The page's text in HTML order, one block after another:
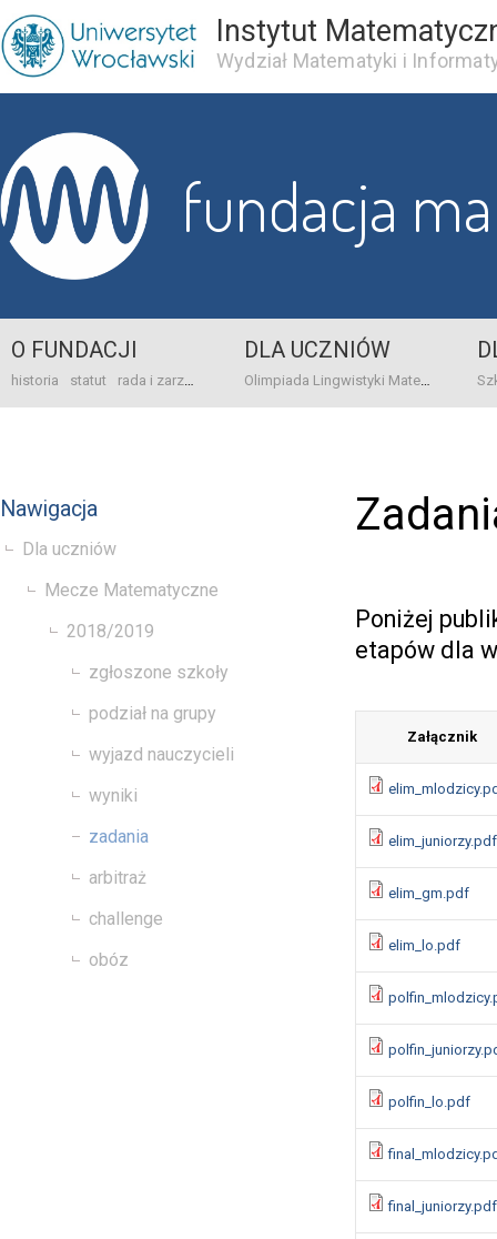
Instytut
Wydział Matematyki i
fundacja
O FUNDACJI
historia statut rada i zarząd dane bankowo-adresowe kontakt
DLA UCZNIÓW
Olimpiada Lingwistyki Matematycznej
Nawigacja
Dla uczniów
Mecze Matematyczne
2018/2019
zgłoszone szkoły
podział na grupy
wyjazd nauczycieli
wyniki
zadania
arbitraż
challenge
obóz
Poniżej
etapów dla
Załącznik
elim_juniorzy.pdf
elim_gm.pdf
elim_lo.pdf
polfin_lo.pdf
final_juniorzy.pdf